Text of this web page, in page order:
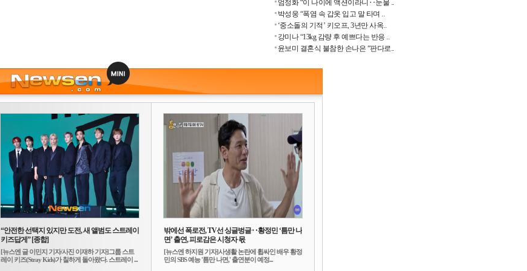
엄정화 “이 나이에 액션이라니‥눈물 ..
박성웅 “폭염 속 갑옷 입고 말 타며 ..
‘중소돌의 기적’ 키오프, 3년만 사옥..
강미나 “13kg 감량 후 예쁘다는 반응 ..
윤보미 결혼식 불참한 손나은 “판다로..
“안전한 선택지 있지만 도전, 새 앨범도 스트레이
키즈답게” [종합]
[뉴스엔 글 이민지 기자/사진 이재하 기자]그룹 스트
레이 키즈(Stray Kids)가 칠하게 돌아왔다. 스트레이 ...
밖에선 폭로전, TV선 싱글벙글‥황정민 ‘틈만 나
면’ 출연, 피로감은 시청자 몫
[뉴스엔 하지원 기자]사생활 논란에 휩싸인 배우 황정
민의 SBS 예능 '틈만 나면,' 출연분이 예정...